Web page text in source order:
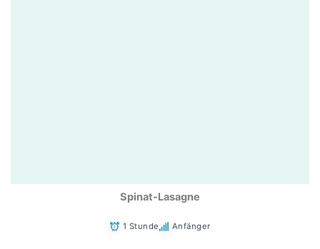
Spinat-Lasagne
1 Stunde Anfänger